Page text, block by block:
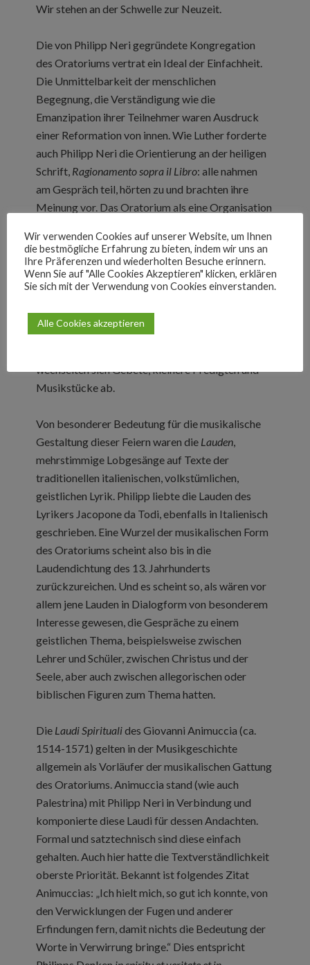
Wir stehen an der Schwelle zur Neuzeit.
Die von Philipp Neri gegründete Kongregation
des Oratoriums vertrat ein Ideal der Einfachheit.
Die Unmittelbarkeit der menschlichen
Begegnung, die Verständigung wie die
Emanzipation ihrer Teilnehmer waren Ausdruck
einer Reformation von innen. Wie Luther forderte
auch Philipp Neri die Orientierung an der heiligen
Schrift, Ragionamento sopra il Libro: alle nahmen
am Gespräch teil, hörten zu und brachten ihre
Meinung vor. Das Oratorium als eine Organisation
Laien oder Studierte war Vorbild für das
Oratorium als musikalische Form. Im Oratorium
fanden geistliche Andachten in der Volkssprache
„offiziellen“ Gottesdiensten, die auch hier
selbstverständlich in der liturgischen Sprache
wechselten sich Gebete, kleinere Predigten und
Musikstücke ab.
Von besonderer Bedeutung für die musikalische
Gestaltung dieser Feiern waren die Lauden,
mehrstimmige Lobgesänge auf Texte der
traditionellen italienischen, volkstümlichen,
geistlichen Lyrik. Philipp liebte die Lauden des
Lyrikers Jacopone da Todi, ebenfalls in Italienisch
geschrieben. Eine Wurzel der musikalischen Form
des Oratoriums scheint also bis in die
Laudendichtung des 13. Jahrhunderts
zurückzureichen. Und es scheint so, als wären vor
allem jene Lauden in Dialogform von besonderem
Interesse gewesen, die Gespräche zu einem
geistlichen Thema, beispielsweise zwischen
Lehrer und Schüler, zwischen Christus und der
Seele, aber auch zwischen allegorischen oder
biblischen Figuren zum Thema hatten.
Die Laudi Spiritualides Giovanni Animuccia (ca.
1514-1571) gelten in der Musikgeschichte
allgemein als Vorläufer der musikalischen Gattung
des Oratoriums. Animuccia stand (wie auch
Palestrina) mit Philipp Neri in Verbindung und
komponierte diese Laudi für dessen Andachten.
Formal und satztechnisch sind diese einfach
gehalten. Auch hier hatte die Textverständlichkeit
oberste Priorität. Bekannt ist folgendes Zitat
Animuccias: „Ich hielt mich, so gut ich konnte, von
den Verwicklungen der Fugen und anderer
Erfindungen fern, damit nichts die Bedeutung der
Worte in Verwirrung bringe.“ Dies entspricht
Wir verwenden Cookies auf unserer Website, um Ihnen
die bestmögliche Erfahrung zu bieten, indem wir uns an
Ihre Präferenzen und wiederholten Besuche erinnern.
Wenn Sie auf "Alle Cookies Akzeptieren" klicken, erklären
Sie sich mit der Verwendung von Cookies einverstanden.
Alle Cookies akzeptieren